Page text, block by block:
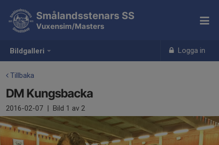
Bildgalleri Logga in
Smålandsstenars SS
Vuxensim/Masters
Tillbaka
DM Kungsbacka
2016-02-07 | Bild 1 av 2